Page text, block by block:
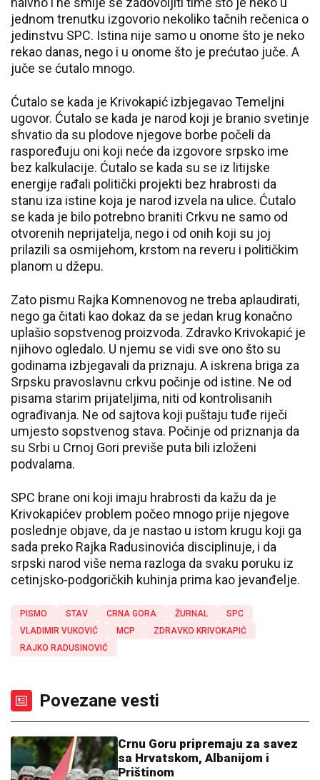
jednom trenutku izgovorio nekoliko tačnih rečenica o
jedinstvu SPC. Istina nije samo u onome što je neko
rekao danas, nego i u onome što je prećutao juče. A
juče se ćutalo mnogo.
Ćutalo se kada je Krivokapić izbjegavao Temeljni
ugovor. Ćutalo se kada je narod koji je branio svetinje
shvatio da su plodove njegove borbe počeli da
raspoređuju oni koji neće da izgovore srpsko ime
bez kalkulacije. Ćutalo se kada su se iz litijske
energije rađali politički projekti bez hrabrosti da
stanu iza istine koja je narod izvela na ulice. Ćutalo
se kada je bilo potrebno braniti Crkvu ne samo od
otvorenih neprijatelja, nego i od onih koji su joj
prilazili sa osmijehom, krstom na reveru i političkim
planom u džepu.
Zato pismu Rajka Komnenovog ne treba aplaudirati,
nego ga čitati kao dokaz da se jedan krug konačno
uplašio sopstvenog proizvoda. Zdravko Krivokapić je
njihovo ogledalo. U njemu se vidi sve ono što su
godinama izbjegavali da priznaju. A iskrena briga za
Srpsku pravoslavnu crkvu počinje od istine. Ne od
pisama starim prijateljima, niti od kontrolisanih
ograđivanja. Ne od sajtova koji puštaju tuđe riječi
umjesto sopstvenog stava. Počinje od priznanja da
su Srbi u Crnoj Gori previše puta bili izloženi
podvalama.
SPC brane oni koji imaju hrabrosti da kažu da je
Krivokapićev problem počeo mnogo prije njegove
poslednje objave, da je nastao u istom krugu koji ga
sada preko Rajka Radusinovića disciplinuje, i da
srpski narod više nema razloga da svaku poruku iz
cetinjsko-podgoričkih kuhinja prima kao jevanđelje.
PISMO STAV CRNA GORA ŽURNAL
SPC
VLADIMIR VUKOVIĆ
MCP
ZDRAVKO KRIVOKAPIĆ
RAJKO RADUSINOVIĆ
Povezane vesti
Crnu Goru pripremaju za savez
sa Hrvatskom, Albanijom i
Prištinom